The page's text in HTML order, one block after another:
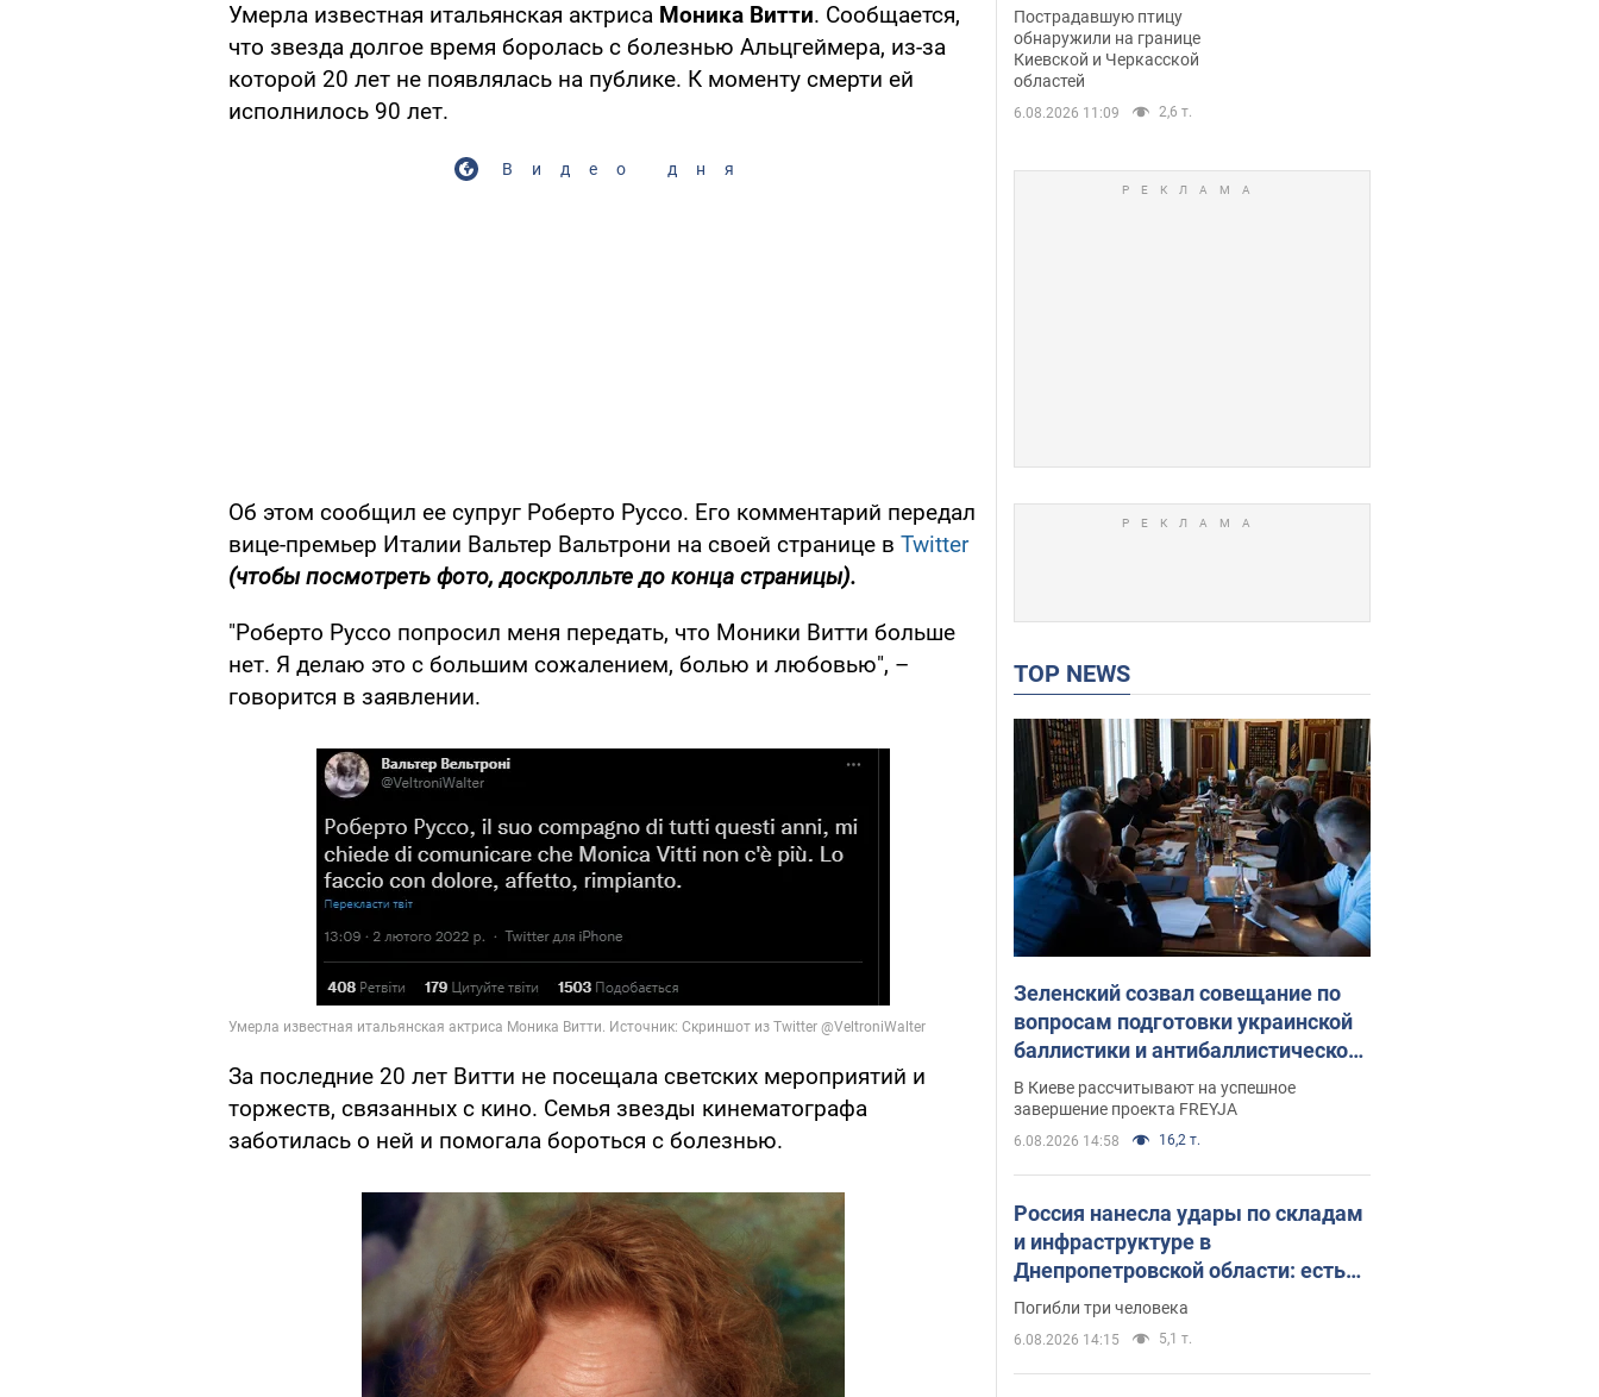
Умерла известная итальянская актриса Моника Витти. Сообщается,
что звезда долгое время боролась с болезнью Альцгеймера, из-за
которой 20 лет не появлялась на публике. К моменту смерти ей
исполнилось 90 лет.
Видео дня
Об этом сообщил ее супруг Роберто Руссо. Его комментарий передал
вице-премьер Италии Вальтер Вальтрони на своей странице в Twitter
(чтобы посмотреть фото, доскролльте до конца страницы).
"Роберто Руссо попросил меня передать, что Моники Витти больше
нет. Я делаю это с большим сожалением, болью и любовью", –
говорится в заявлении.
За последние 20 лет Витти не посещала светских мероприятий и
торжеств, связанных с кино. Семья звезды кинематографа
заботилась о ней и помогала бороться с болезнью.
нетипичный маршрут.
Фото
Пострадавшую птицу
обнаружили на границе
Киевской и Черкасской
областей
6.08.2026 11:09 2,6 т.
TOP NEWS
Зеленский созвал совещание по
вопросам подготовки украинской
баллистики и антибаллистической
программы FREYJA: какие
решения готовятся
В Киеве рассчитывают на успешное
завершение проекта FREYJA
6.08.2026 14:58 16,2 т.
Россия нанесла удары по складам
и инфраструктуре в
Днепропетровской области: есть
погибшие и раненые. Фото
Погибли три человека
6.08.2026 14:15 5,1 т.